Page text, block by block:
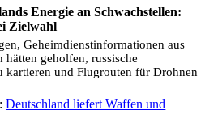
Energie an Schwachstellen:
Zielwahl
Geheimdienstinformationen aus
geholfen, russische
kartieren und Flugrouten für Drohnen
Deutschland liefert Waffen und